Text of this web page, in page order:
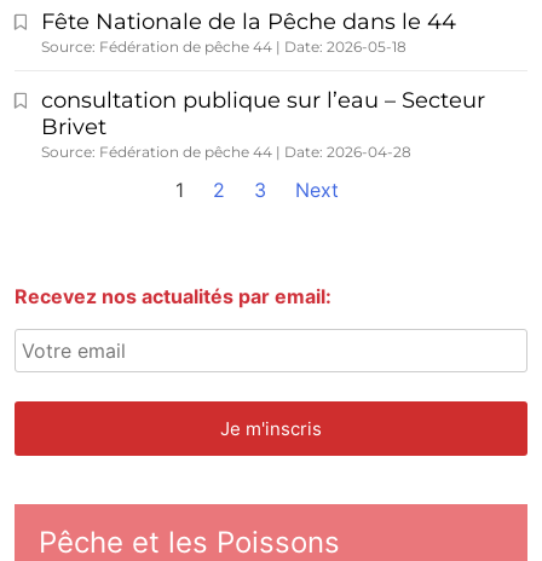
Fête Nationale de la Pêche dans le 44
Source: Fédération de pêche 44 Date: 2026-05-18
consultation publique sur l’eau – Secteur
Brivet
Source: Fédération de pêche 44 Date: 2026-04-28
1 2 3 Next
Recevez nos actualités par email:
Pêche et les Poissons